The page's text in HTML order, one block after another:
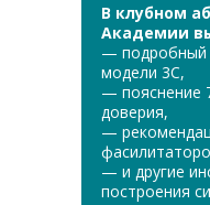
В клубном
Академии
— подробный
модели 3С,
— пояснение
доверия,
—
— и другие
построения